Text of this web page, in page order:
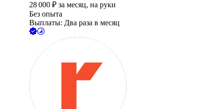
28 000 ₽ за месяц, на руки
Без опыта
Выплаты: Два раза в месяц